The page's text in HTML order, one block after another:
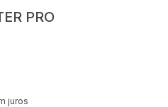
PRO
juros